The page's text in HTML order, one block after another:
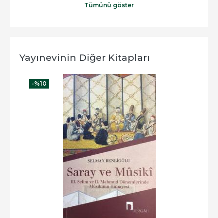
Tümünü göster
Yayınevinin Diğer Kitapları
-%10